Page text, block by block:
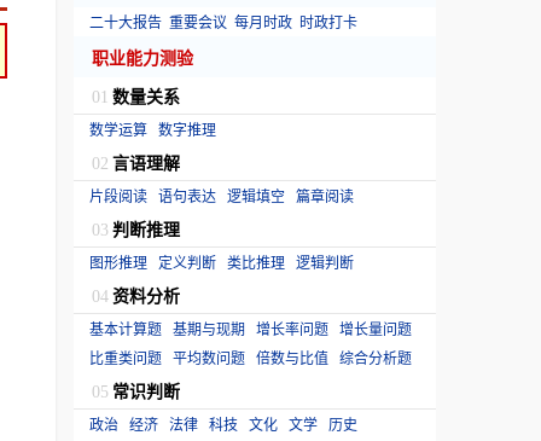
二十大报告 重要会议 每月时政 时政打卡
职业能力测验
01 数量关系
数学运算 数字推理
02 言语理解
片段阅读 语句表达 逻辑填空 篇章阅读
03 判断推理
图形推理 定义判断 类比推理 逻辑判断
04 资料分析
基本计算题 基期与现期 增长率问题 增长量问题
比重类问题 平均数问题 倍数与比值 综合分析题
05 常识判断
政治 经济 法律 科技 文化 文学 历史